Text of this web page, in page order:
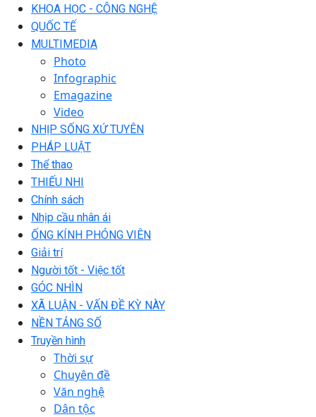
KHOA HỌC - CÔNG NGHỆ
QUỐC TẾ
MULTIMEDIA
Photo
Infographic
Emagazine
Video
NHỊP SỐNG XỨ TUYÊN
PHÁP LUẬT
Thể thao
THIẾU NHI
Chính sách
Nhịp cầu nhân ái
ỐNG KÍNH PHÓNG VIÊN
Giải trí
Người tốt - Việc tốt
GÓC NHÌN
XÃ LUẬN - VẤN ĐỀ KỲ NÀY
NỀN TẢNG SỐ
Truyền hình
Thời sự
Chuyên đề
Văn nghệ
Dân tộc